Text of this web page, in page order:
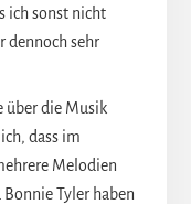
ich sonst nicht
dennoch sehr
über die Musik
dass im
Melodien
Tyler haben